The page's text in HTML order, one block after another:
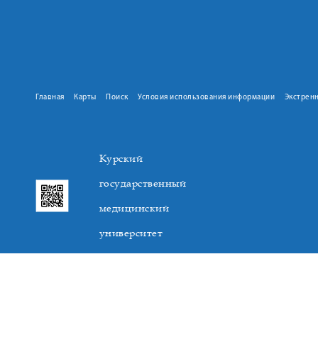
Главная Карты Поиск Условия использования информации
Курский
государственный
медицинский
университет